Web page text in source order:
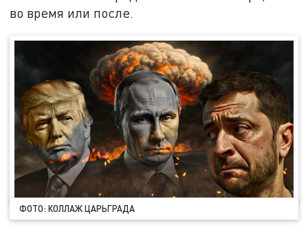
во время или после.
ФОТО: КОЛЛАЖ ЦАРЬГРАДА